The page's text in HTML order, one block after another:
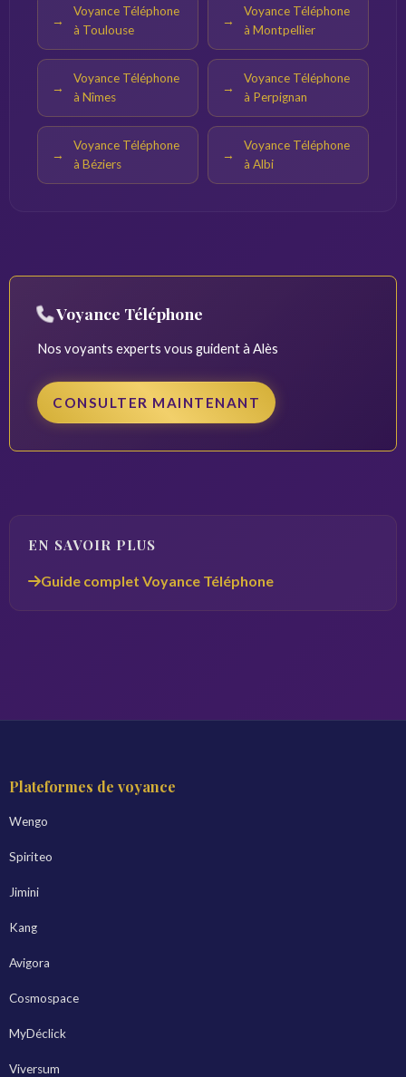
Voyance Téléphone
à Toulouse
Voyance Téléphone
à Montpellier
Voyance Téléphone
à Nîmes
Voyance Téléphone
à Perpignan
Voyance Téléphone
à Béziers
Voyance Téléphone
à Albi
Voyance Téléphone
Nos voyants experts vous guident à Alès
CONSULTER MAINTENANT
EN SAVOIR PLUS
Guide complet Voyance Téléphone
Plateformes de voyance
Wengo
Spiriteo
Jimini
Kang
Avigora
Cosmospace
MyDéclick
Viversum